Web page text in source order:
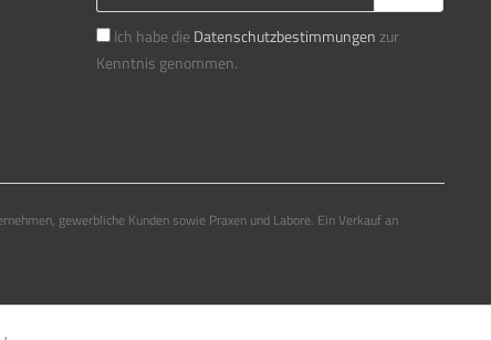
Ich habe dieDatenschutzbestimmungenzur
Kenntnis genommen.
gewerbliche Kunden sowie Praxen und Labore. Ein Verkauf an